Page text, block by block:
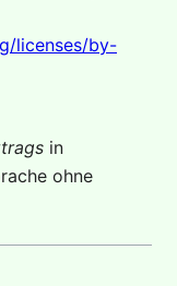
licenses/by-
in
ohne